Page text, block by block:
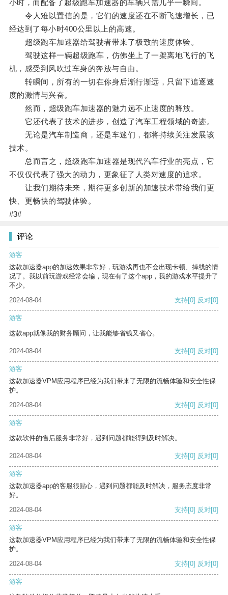
小时，而配备了超级跑车加速器的车辆只需几乎一瞬间。
令人难以置信的是，它们的速度还在不断飞速增长，已
经达到了每小时400公里以上的高速。
超级跑车加速器给驾驶者带来了极致的速度体验。
驾驶这样一辆超级跑车，仿佛坐上了一架离地飞行的飞
机，感受到风吹过车身的奔放与自由。
转瞬间，所有的一切在你身后渐行渐远，只留下追逐速
度的激情与兴奋。
然而，超级跑车加速器的魅力远不止速度的释放。
它还代表了技术的进步，创造了汽车工程领域的奇迹。
无论是汽车制造商，还是车迷们，都将持续关注发展该
技术。
总而言之，超级跑车加速器是现代汽车行业的亮点，它
不仅仅代表了强大的动力，更象征了人类对速度的追求。
让我们期待未来，期待更多创新的加速技术带给我们更
快、更畅快的驾驶体验。
#3#
评论
游客
这款加速器app的加速效果非常好，玩游戏再也不会出现卡顿、掉线的情
况了。我以前玩游戏经常会输，现在有了这个app，我的游戏水平提升了
不少。
2024-08-04
支持[0] 反对[0]
游客
这款app就像我的财务顾问，让我能够省钱又省心。
2024-08-04 支持[0] 反对[0]
游客
这款加速器VPM应用程序已经为我们带来了无限的流畅体验和安全性保
护。
2024-08-04
支持[0] 反对[0]
游客
这款软件的售后服务非常好，遇到问题都能得到及时解决。
2024-08-04 支持[0] 反对[0]
游客
这款加速器app的客服很贴心，遇到问题都能及时解决，服务态度非常
好。
2024-08-04
支持[0] 反对[0]
游客
这款加速器VPM应用程序已经为我们带来了无限的流畅体验和安全性保
护。
2024-08-04
支持[0] 反对[0]
游客